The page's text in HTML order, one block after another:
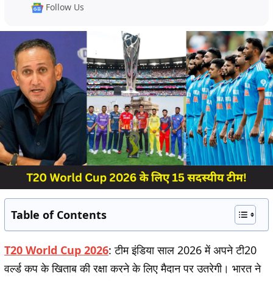
Follow Us
Table of Contents
T20 World Cup 2026: टीम इंडिया साल 2026 में अपने टी20
वर्ल्ड कप के खिताब की रक्षा करने के लिए मैदान पर उतरेगी। भारत ने